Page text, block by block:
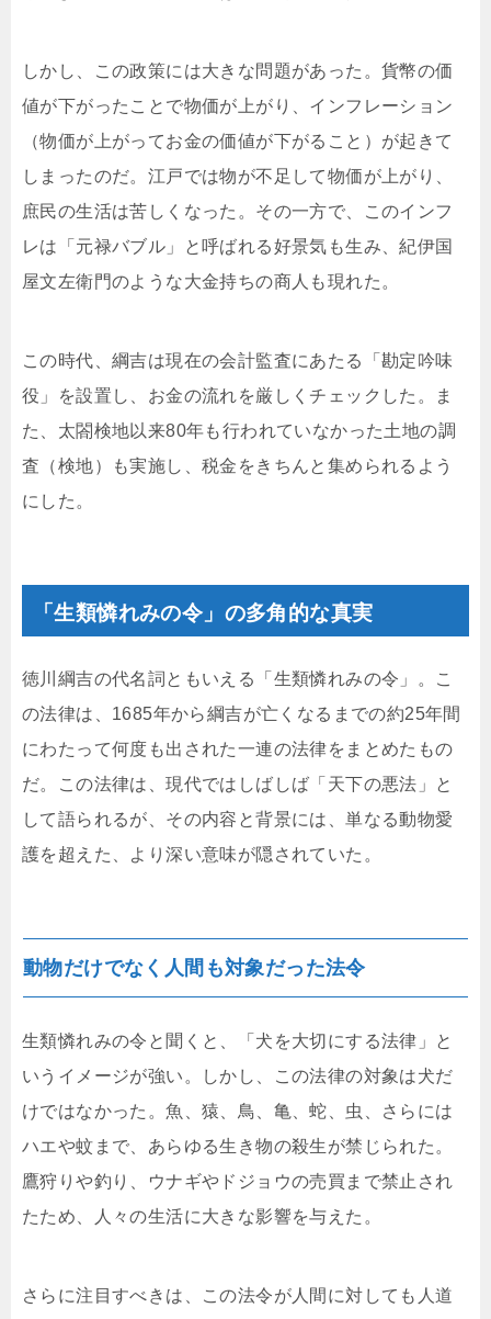
しかし、この政策には大きな問題があった。貨幣の価
値が下がったことで物価が上がり、インフレーション
（物価が上がってお金の価値が下がること）が起きて
しまったのだ。江戸では物が不足して物価が上がり、
庶民の生活は苦しくなった。その一方で、このインフ
レは「元禄バブル」と呼ばれる好景気も生み、紀伊国
屋文左衛門のような大金持ちの商人も現れた。
この時代、綱吉は現在の会計監査にあたる「勘定吟味
役」を設置し、お金の流れを厳しくチェックした。ま
た、太閤検地以来80年も行われていなかった土地の調
査（検地）も実施し、税金をきちんと集められるよう
にした。
「生類憐れみの令」の多角的な真実
徳川綱吉の代名詞ともいえる「生類憐れみの令」。こ
の法律は、1685年から綱吉が亡くなるまでの約25年間
にわたって何度も出された一連の法律をまとめたもの
だ。この法律は、現代ではしばしば「天下の悪法」と
して語られるが、その内容と背景には、単なる動物愛
護を超えた、より深い意味が隠されていた。
動物だけでなく人間も対象だった法令
生類憐れみの令と聞くと、「犬を大切にする法律」と
いうイメージが強い。しかし、この法律の対象は犬だ
けではなかった。魚、猿、鳥、亀、蛇、虫、さらには
ハエや蚊まで、あらゆる生き物の殺生が禁じられた。
鷹狩りや釣り、ウナギやドジョウの売買まで禁止され
たため、人々の生活に大きな影響を与えた。
さらに注目すべきは、この法令が人間に対しても人道